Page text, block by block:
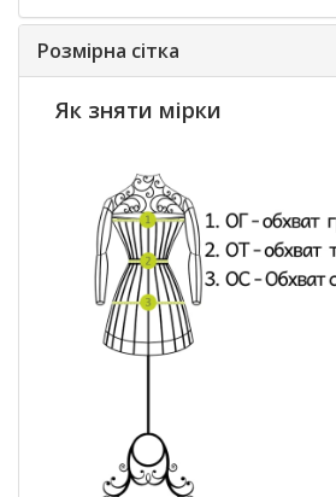
Розмірна сітка
Як зняти мірки